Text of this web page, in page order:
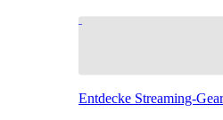
Entdecke Streaming-